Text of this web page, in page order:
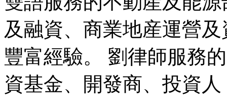
及融資、商業地産運營
豐富經驗。 劉律師服務
資基金、開發商、投資